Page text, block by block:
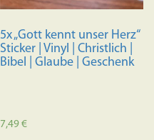
5x „Gott kennt unser Herz“
Sticker | Vinyl | Christlich |
Bibel | Glaube | Geschenk
7,49€